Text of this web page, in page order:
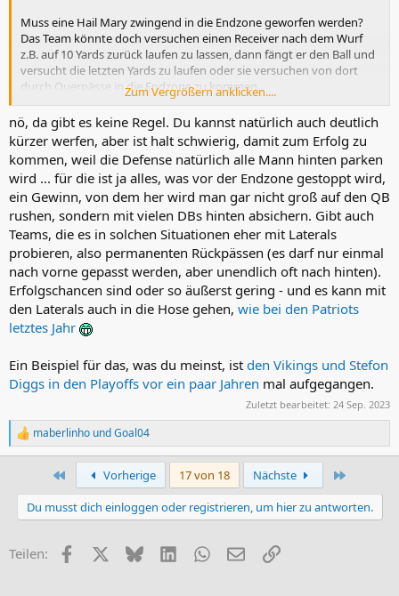
Muss eine Hail Mary zwingend in die Endzone geworfen werden?
Das Team könnte doch versuchen einen Receiver nach dem Wurf
z.B. auf 10 Yards zurück laufen zu lassen, dann fängt er den Ball und
versucht die letzten Yards zu laufen oder sie versuchen von dort
durch Querpässe in die Endzone zu kommen.
Gibt es da eine Regel, dass durch das fangen vor der Endzone der
Spielzug beendet wird oder so, oder warum wird das immer gesagt,
dass der Ball bis in die Endzone fliegen muss?
Zum Vergrößern anklicken....
nö, da gibt es keine Regel. Du kannst natürlich auch deutlich
kürzer werfen, aber ist halt schwierig, damit zum Erfolg zu
kommen, weil die Defense natürlich alle Mann hinten parken
wird ... für die ist ja alles, was vor der Endzone gestoppt wird,
ein Gewinn, von dem her wird man gar nicht groß auf den QB
rushen, sondern mit vielen DBs hinten absichern. Gibt auch
Teams, die es in solchen Situationen eher mit Laterals
probieren, also permanenten Rückpässen (es darf nur einmal
nach vorne gepasst werden, aber unendlich oft nach hinten).
Erfolgschancen sind oder so äußerst gering - und es kann mit
den Laterals auch in die Hose gehen, wie bei den Patriots
letztes Jahr
Ein Beispiel für das, was du meinst, ist den Vikings und Stefon
Diggs in den Playoffs vor ein paar Jahren mal aufgegangen.
Zuletzt bearbeitet: 24 Sep. 2023
R
e
t
o
e
maberlinho undGoal04
Erste Vorherige 17 von 18 Nächste
Du musst dich einloggen oder registrieren, um hier zu antworten.
Teilen: FacebookX (Twitter)
BlueskyLinkedInWhatsApp
E-MailLink